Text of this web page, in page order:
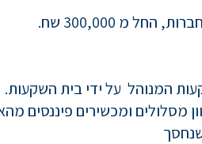
החל מ 300,000 שח.
המנוהל על ידי בית השקעות.
מסלולים ומכשירים פיננסים